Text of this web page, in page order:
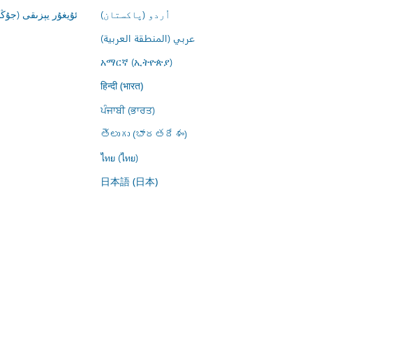
ئۇيغۇر يېزىقى
اُردو (پاکستان)
عربي (المنطقة العربية)
አማርኛ (ኢትዮጵያ)
हिन्दी (भारत)
ਪੰਜਾਬੀ (ਭਾਰਤ)
తెలుగు (భారతదేశం)
ไทย (ไทย)
日本語 (日本)